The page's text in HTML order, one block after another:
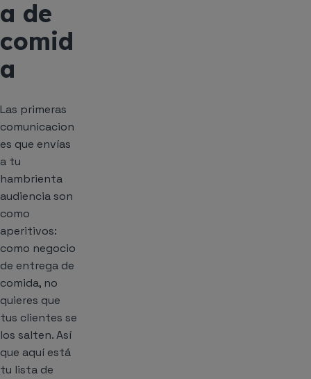
a de
comid
a
Las primeras
comunicacion
es que envías
a tu
hambrienta
audiencia son
como
aperitivos:
como negocio
de entrega de
comida, no
quieres que
tus clientes se
los salten. Así
que aquí está
tu lista de